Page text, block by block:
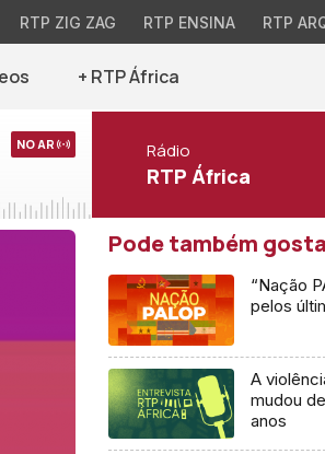
RTP ZIG ZAG RTP ENSINA RTP
+ RTP África
NO AR Rádio
RTP África
Pode também
“Nação
pelos
A
mudou
anos